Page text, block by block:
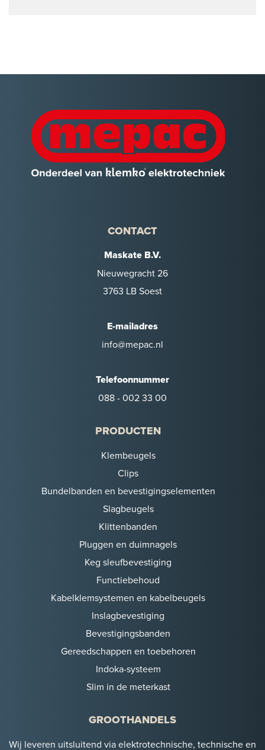
CONTACT
Maskate B.V.
Nieuwegracht 26
3763 LB Soest
E-mailadres
info@mepac.nl
Telefoonnummer
088 - 002 33 00
PRODUCTEN
Klembeugels
Clips
Bundelbanden en bevestigingselementen
Slagbeugels
Klittenbanden
Pluggen en duimnagels
Keg sleufbevestiging
Functiebehoud
Kabelklemsystemen en kabelbeugels
Inslagbevestiging
Bevestigingsbanden
Gereedschappen en toebehoren
Indoka-systeem
Slim in de meterkast
GROOTHANDELS
Wij leveren uitsluitend via elektrotechnische, technische en